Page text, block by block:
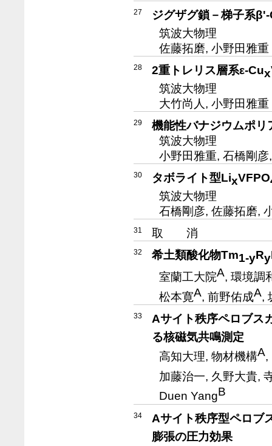
27
ジグザグ鎖－梯子系
筑波大物理
佐藤拓磨, 小野田雅重
28 2重トレリス層系ε-Cux
筑波大物理
大竹尚人, 小野田雅重
29
機能性バナジウムポ
筑波大物理
小野田雅重, 石橋剛
30 タボライト型LixVFPO
筑波大物理
石橋剛彦, 佐藤拓磨,
31 取 消
32 希土類酸化物Tm1-yRy
室蘭工大院A, 環境調
松本寛A, 前野佑成A,
33
Aサイト秩序ペロブス
る核磁気共鳴測定
高知大理, 物材機構A,
加藤治一, 久野大貴,
Duen YangB
34
Aサイト秩序型ペロブ
膨張の圧力効果